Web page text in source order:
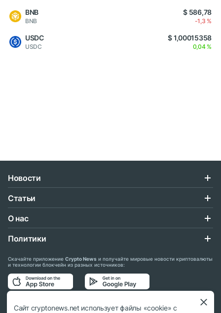
BNB
BNB
$ 586,78
-1,3 %
USDC
USDC
$ 1,00015358
0,04 %
Новости
Статьи
О нас
Политики
Скачайте приложение Crypto News и получайте мировые новости криптовалюты
и технологии блокчейн из разных источников:
Подписывайтесь на нас в социальных сетях:
Сайт cryptonews.net использует файлы «cookie» с